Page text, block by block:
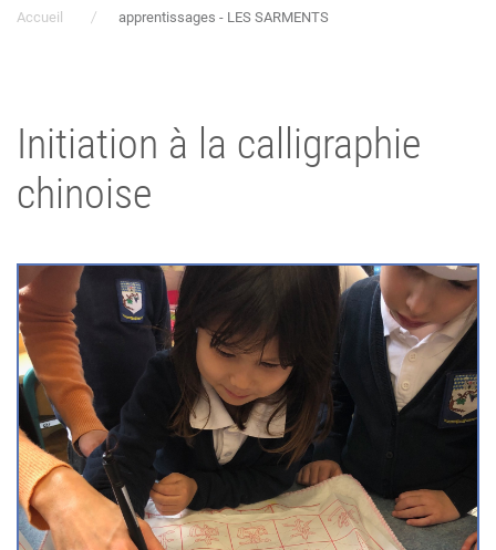
Accueil apprentissages - LES SARMENTS
Initiation à la calligraphie
chinoise